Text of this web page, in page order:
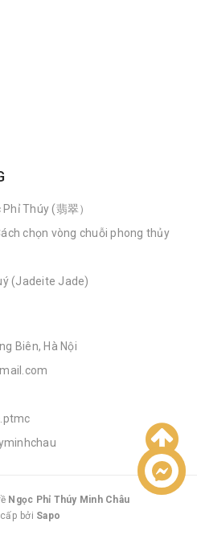
Thúy (翡翠）
chọn vòng chuỗi phong thủy
(Jadeite Jade)
Biên, Hà Nội
Ngọc Phỉ Thúy Minh Châu
| bởi Sapo
Liên hệ